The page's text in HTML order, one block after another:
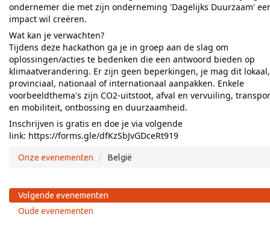
ondernemer die met zijn onderneming 'Dagelijks Duurzaam'
impact wil creëren.
Wat kan je verwachten?
Tijdens deze hackathon ga je in groep aan de slag om
oplossingen/acties te bedenken die een antwoord bieden op
klimaatverandering. Er zijn geen beperkingen, je mag dit lokaal,
provinciaal, nationaal of internationaal aanpakken. Enkele
voorbeeldthema's zijn CO2-uitstoot, afval en vervuiling,
en mobiliteit, ontbossing en duurzaamheid.
Inschrijven is gratis en doe je via volgende
link: https://forms.gle/dfKzSbJvGDceRt919
Onze evenementen België
Volgende evenementen
Oude evenementen